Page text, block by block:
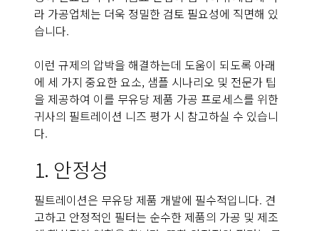
라 가공업체는 더욱 정밀한 검토 필요성에 직면해 있
습니다.
이런 규제의 압박을 해결하는데 도움이 되도록 아래
에 세 가지 중요한 요소, 샘플 시나리오 및 전문가 팁
을 제공하여 이를 무유당 제품 가공 프로세스를 위한
귀사의 필트레이션 니즈 평가 시 참고하실 수 있습니
다.
1. 안정성
필트레이션은 무유당 제품 개발에 필수적입니다. 견
고하고 안정적인 필터는 순수한 제품의 가공 및 제조